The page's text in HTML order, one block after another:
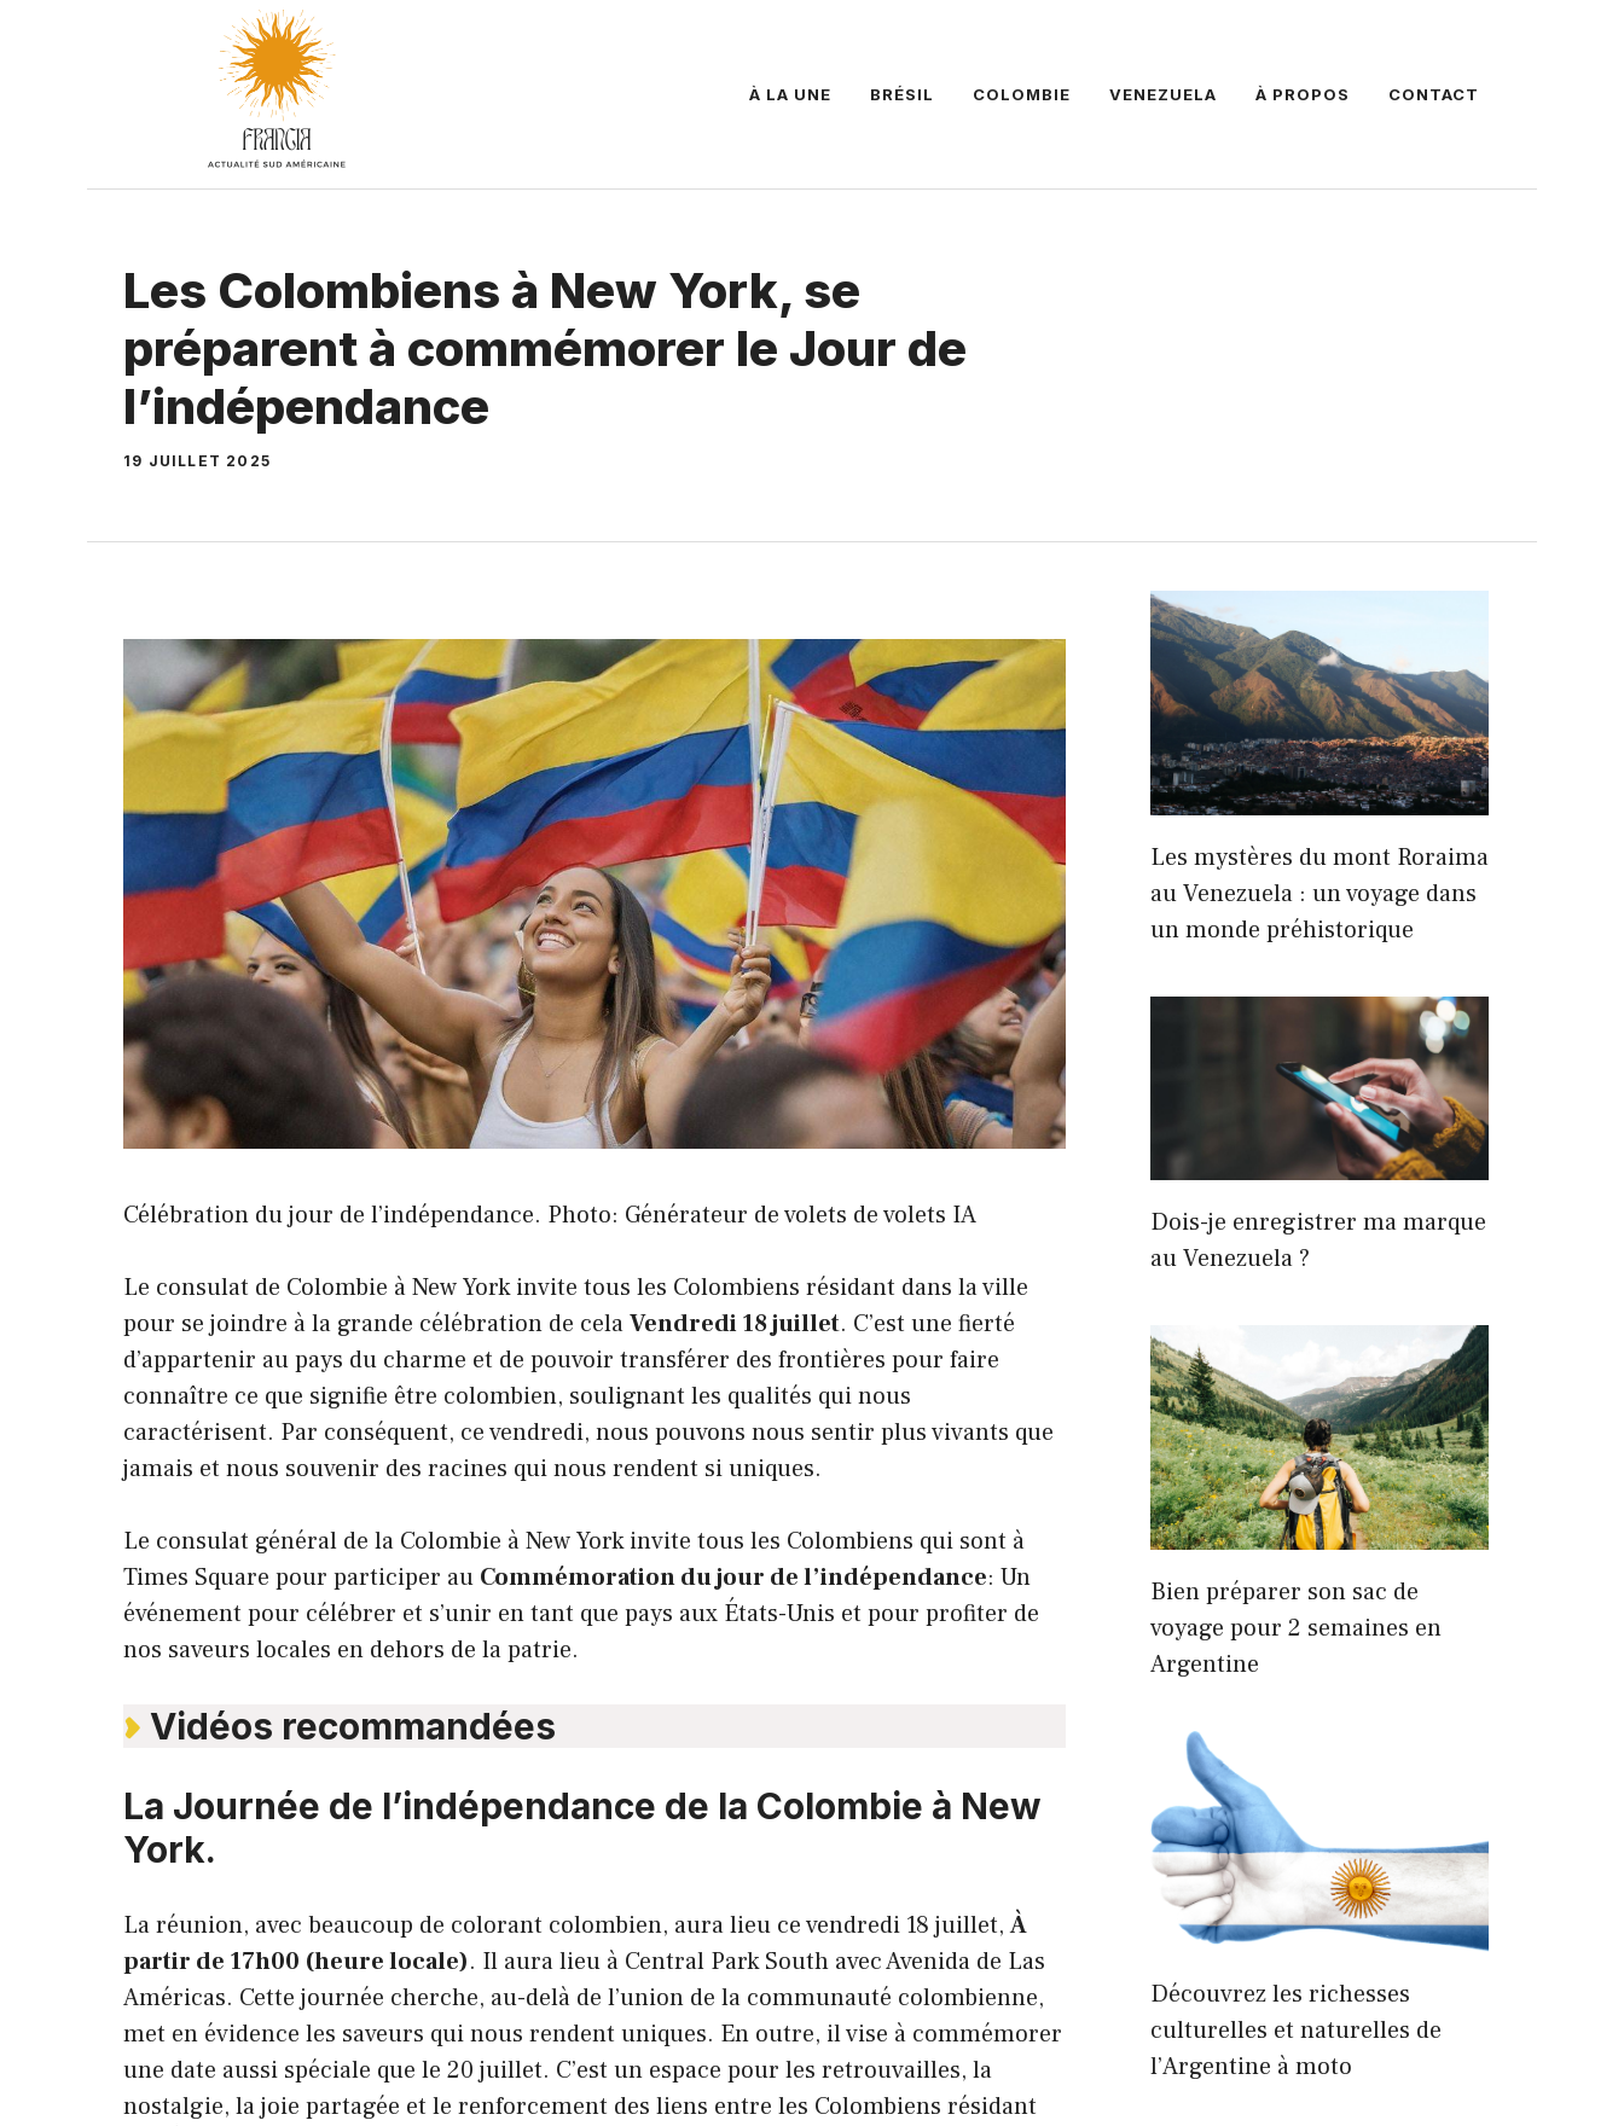
À LA UNE BRÉSIL COLOMBIE VENEZUELA À PROPOS CONTACT
Les Colombiens à New York, se
préparent à commémorer le Jour de
l’indépendance
19 JUILLET 2025
Célébration du jour de l’indépendance. Photo: Générateur de volets de volets IA
Le consulat de Colombie à New York invite tous les Colombiens résidant dans la ville
pour se joindre à la grande célébration de celaVendredi 18 juillet. C’est une fierté
d’appartenir au pays du charme et de pouvoir transférer des frontières pour faire
connaître ce que signifie être colombien, soulignant les qualités qui nous
caractérisent. Par conséquent, ce vendredi, nous pouvons nous sentir plus vivants que
jamais et nous souvenir des racines qui nous rendent si uniques.
Le consulat général de la Colombie à New York invite tous les Colombiens qui sont à
Times Square pour participer au Commémoration du jour de l’indépendance: Un
événement pour célébrer et s’unir en tant que pays aux États-Unis et pour profiter de
nos saveurs locales en dehors de la patrie.
Vidéos recommandées
La Journée de l’indépendance de la Colombie à New
York.
La réunion, avec beaucoup de colorant colombien, aura lieu ce vendredi 18 juillet,À
partir de 17h00 (heure locale). Il aura lieu à Central Park South avec Avenida de Las
Américas. Cette journée cherche, au-delà de l’union de la communauté colombienne,
met en évidence les saveurs qui nous rendent uniques. En outre, il vise à commémorer
une date aussi spéciale que le 20 juillet. C’est un espace pour les retrouvailles, la
nostalgie, la joie partagée et le renforcement des liens entre les Colombiens résidant
Les mystères du mont Roraima
au Venezuela : un voyage dans
un monde préhistorique
Dois-je enregistrer ma marque
au Venezuela ?
Bien préparer son sac de
voyage pour 2 semaines en
Argentine
Découvrez les richesses
culturelles et naturelles de
l’Argentine à moto